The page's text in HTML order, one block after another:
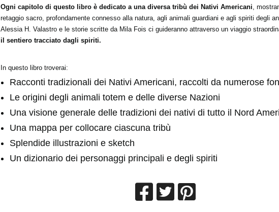
Ogni capitolo di questo libro è dedicato a una diversa tribù dei Nativi Americani ,
retaggio sacro, profondamente connesso alla natura, agli animali guardiani e agli spiriti degli
Alessia H. Valastro e le storie scritte da Mila Fois ci guideranno attraverso un viaggio
il sentiero tracciato dagli spiriti.
In questo libro troverai:
Racconti tradizionali dei Nativi Americani, raccolti da numerose
Le origini degli animali totem e delle diverse Nazioni
Una visione generale delle tradizioni dei nativi di tutto il Nord
Una mappa per collocare ciascuna tribù
Splendide illustrazioni e sketch
Un dizionario dei personaggi principali e degli spiriti
Lillith Fau
180
Queen